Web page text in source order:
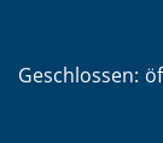
Klicken, um
Geschlossen: